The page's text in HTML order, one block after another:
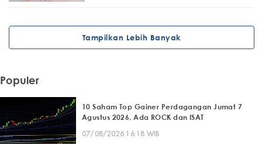
Tampilkan Lebih Banyak
Populer
10 Saham Top Gainer Perdagangan Jumat 7
Agustus 2026, Ada ROCK dan ISAT
07/08/2026 16:18 WIB